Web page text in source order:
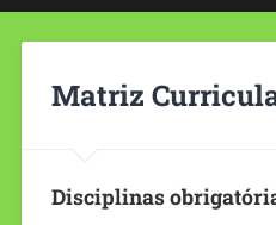
Matriz
Disciplinas